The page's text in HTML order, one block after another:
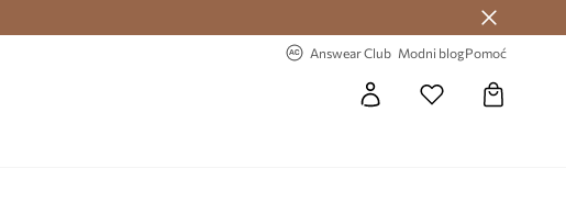
Answear Club Modni blogPomoć